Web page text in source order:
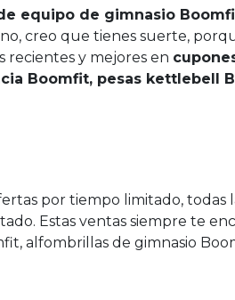
equipo de gimnasio
creo que tienes suerte,
recientes y mejores en
Boomfit, pesas kettlebell
por tiempo limitado, todas
Estas ventas siempre te
alfombrillas de gimnasio